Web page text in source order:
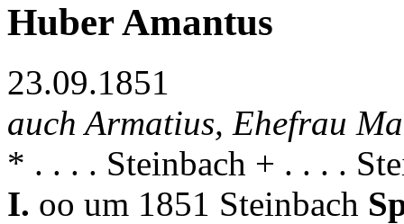
Huber Amantus
23.09.1851
auch Armatius, Ehefrau
* . . . . Steinbach + . . . .
I. oo um 1851 Steinbach